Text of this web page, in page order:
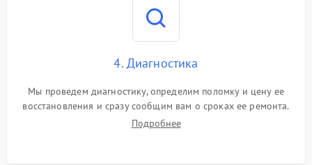
4. Диагностика
Мы проведем диагностику, определим поломку и цену ее
восстановления и сразу сообщим вам о сроках ее ремонта.
Подробнее